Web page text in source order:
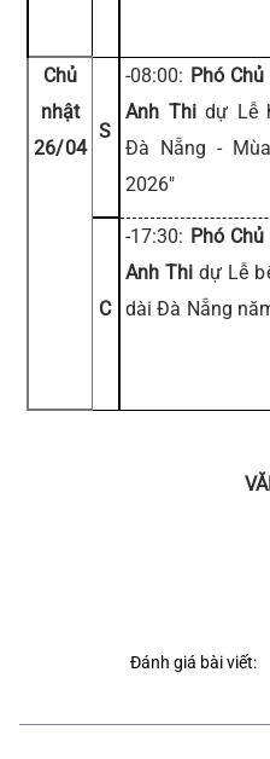
Chủ
nhật
26/04
S
-08:00: Phó
Anh Thidự Lễ
Đà Nẵng -
2026"
C
-17:30: Phó
Anh Thi dự Lễ
dài Đà Nẵng
Đánh giá bài viết: